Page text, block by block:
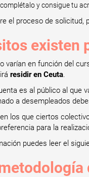
y consigue tu
el proceso de solicitud,
existen
varían en función del
residir en Ceuta.
es al público al que
a desempleados
los que ciertos
para la
puedes leer el